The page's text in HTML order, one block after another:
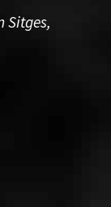
Sitges,